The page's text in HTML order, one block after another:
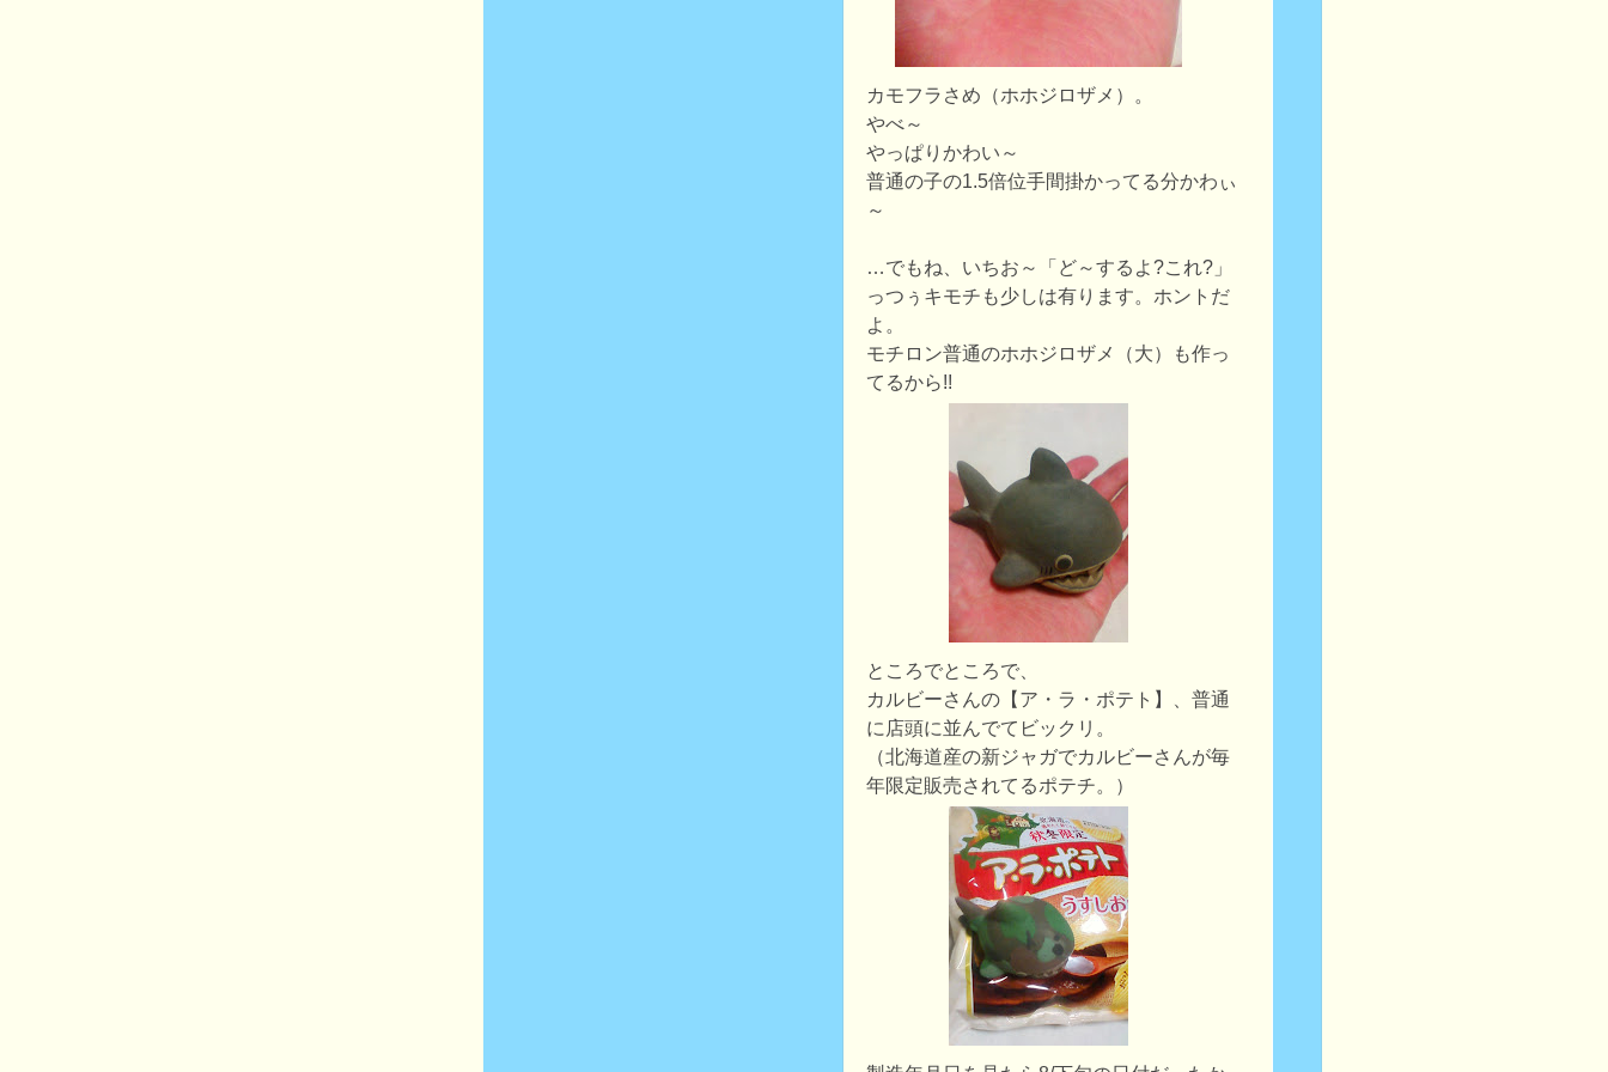
カモフラさめ（ホホジロザメ）。
やべ～
やっぱりかわい～
普通の子の1.5倍位手間掛かってる分かわぃ
～
…でもね、いちお～「ど～するよ?これ?」
っつぅキモチも少しは有ります。ホントだ
よ。
モチロン普通のホホジロザメ（大）も作っ
てるから!!
ところでところで、
カルビーさんの【ア・ラ・ポテト】、普通
に店頭に並んでてビックリ。
（北海道産の新ジャガでカルビーさんが毎
年限定販売されてるポテチ。）